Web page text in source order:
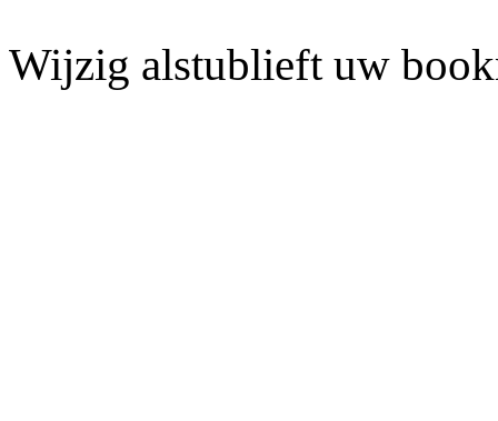
Wijzig alstublieft uw